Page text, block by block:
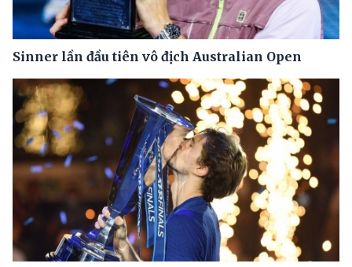
Sinner lần đầu tiên vô địch Australian Open